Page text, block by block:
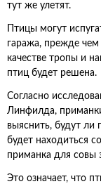
тут же улетят.
Птицы могут
гаража, прежде
качестве тропы и
птиц будет решена.
Согласно
Линфилда,
выяснить, будут ли
будет находиться
приманка для совы
Это означает, что